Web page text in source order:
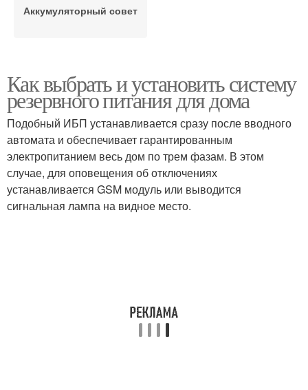
Аккумуляторный совет
Как выбрать и установить систему
резервного питания для дома
Подобный ИБП устанавливается сразу после вводного
автомата и обеспечивает гарантированным
электропитанием весь дом по трем фазам. В этом
случае, для оповещения об отключениях
устанавливается GSM модуль или выводится
сигнальная лампа на видное место.